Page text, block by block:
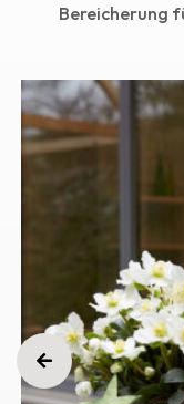
Bereicherung